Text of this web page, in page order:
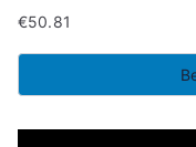
€50.81